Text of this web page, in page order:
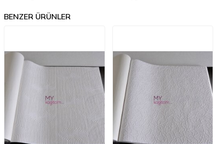
BENZER ÜRÜNLER